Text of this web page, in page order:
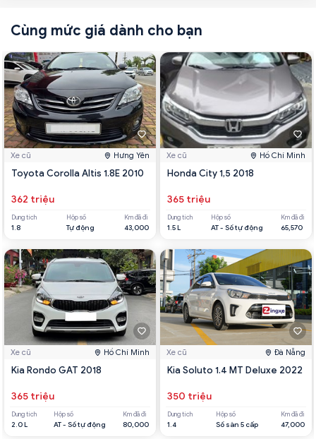
Cùng mức giá dành cho bạn
Xe cũ Hưng Yên
Toyota Corolla Altis 1.8E 2010
362 triệu
Dung tích
1.8
Hộp số
Tự động
Km đã đi
43,000
Xe cũ Hồ Chí Minh
Kia Rondo GAT 2018
365 triệu
Dung tích
2.0 L
Hộp số
AT - Số tự động
Km đã đi
80,000
Xe cũ Hồ Chí Minh
Honda City 1,5 2018
365 triệu
Dung tích
1.5 L
Hộp số
AT - Số tự động
Km đã đi
65,570
Xe cũ Đà Nẵng
Kia Soluto 1.4 MT Deluxe 2022
350 triệu
Dung tích
1.4
Hộp số
Số sàn 5 cấp
Km đã đi
47,000